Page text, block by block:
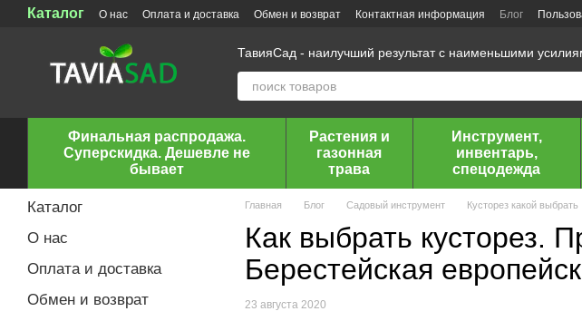
Перейти к основному контенту
Каталог О нас Оплата и доставка Обмен и возврат Контактная информация Блог
ТавияСад - наилучший результат с наименьшими
Финальная распродажа.
Суперскидка. Дешевле не
бывает
Растения и
газонная
трава
Инструмент,
инвентарь,
спецодежда
Главная Блог Садовый инструмент Кусторез какой выбрать
Как выбрать кусторез.
Берестейская
23 августа 2020
Каталог
О нас
Оплата и доставка
Обмен и возврат